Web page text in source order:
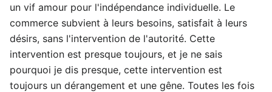
un vif amour pour l'indépendance individuelle. Le
commerce subvient à leurs besoins, satisfait à leurs
désirs, sans l'intervention de l'autorité. Cette
intervention est presque toujours, et je ne sais
pourquoi je dis presque, cette intervention est
toujours un dérangement et une gêne. Toutes les fois